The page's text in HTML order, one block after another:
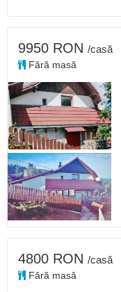
9950 RON /casă
Fără masă
4800 RON /casă
Fără masă